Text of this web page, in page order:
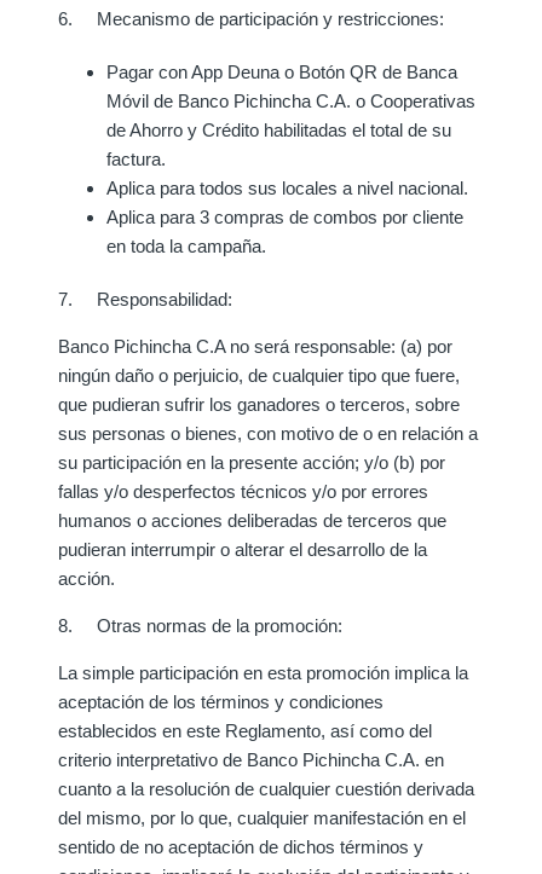
6. Mecanismo de participación y restricciones:
Pagar con App Deuna o Botón QR de Banca
Móvil de Banco Pichincha C.A. o Cooperativas
de Ahorro y Crédito habilitadas el total de su
factura.
Aplica para todos sus locales a nivel nacional.
Aplica para 3 compras de combos por cliente
en toda la campaña.
7. Responsabilidad:
Banco Pichincha C.A no será responsable: (a) por
ningún daño o perjuicio, de cualquier tipo que fuere,
que pudieran sufrir los ganadores o terceros, sobre
sus personas o bienes, con motivo de o en relación a
su participación en la presente acción; y/o (b) por
fallas y/o desperfectos técnicos y/o por errores
humanos o acciones deliberadas de terceros que
pudieran interrumpir o alterar el desarrollo de la
acción.
8. Otras normas de la promoción:
La simple participación en esta promoción implica la
aceptación de los términos y condiciones
establecidos en este Reglamento, así como del
criterio interpretativo de Banco Pichincha C.A. en
cuanto a la resolución de cualquier cuestión derivada
del mismo, por lo que, cualquier manifestación en el
sentido de no aceptación de dichos términos y